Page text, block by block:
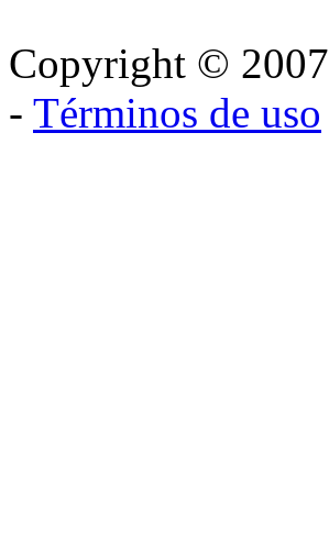
Copyright © 2007
- Términos de uso